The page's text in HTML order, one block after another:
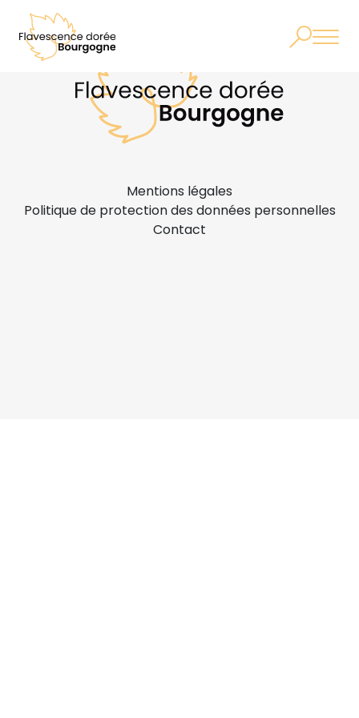
Mentions légales
Politique de protection des données personnelles
Contact